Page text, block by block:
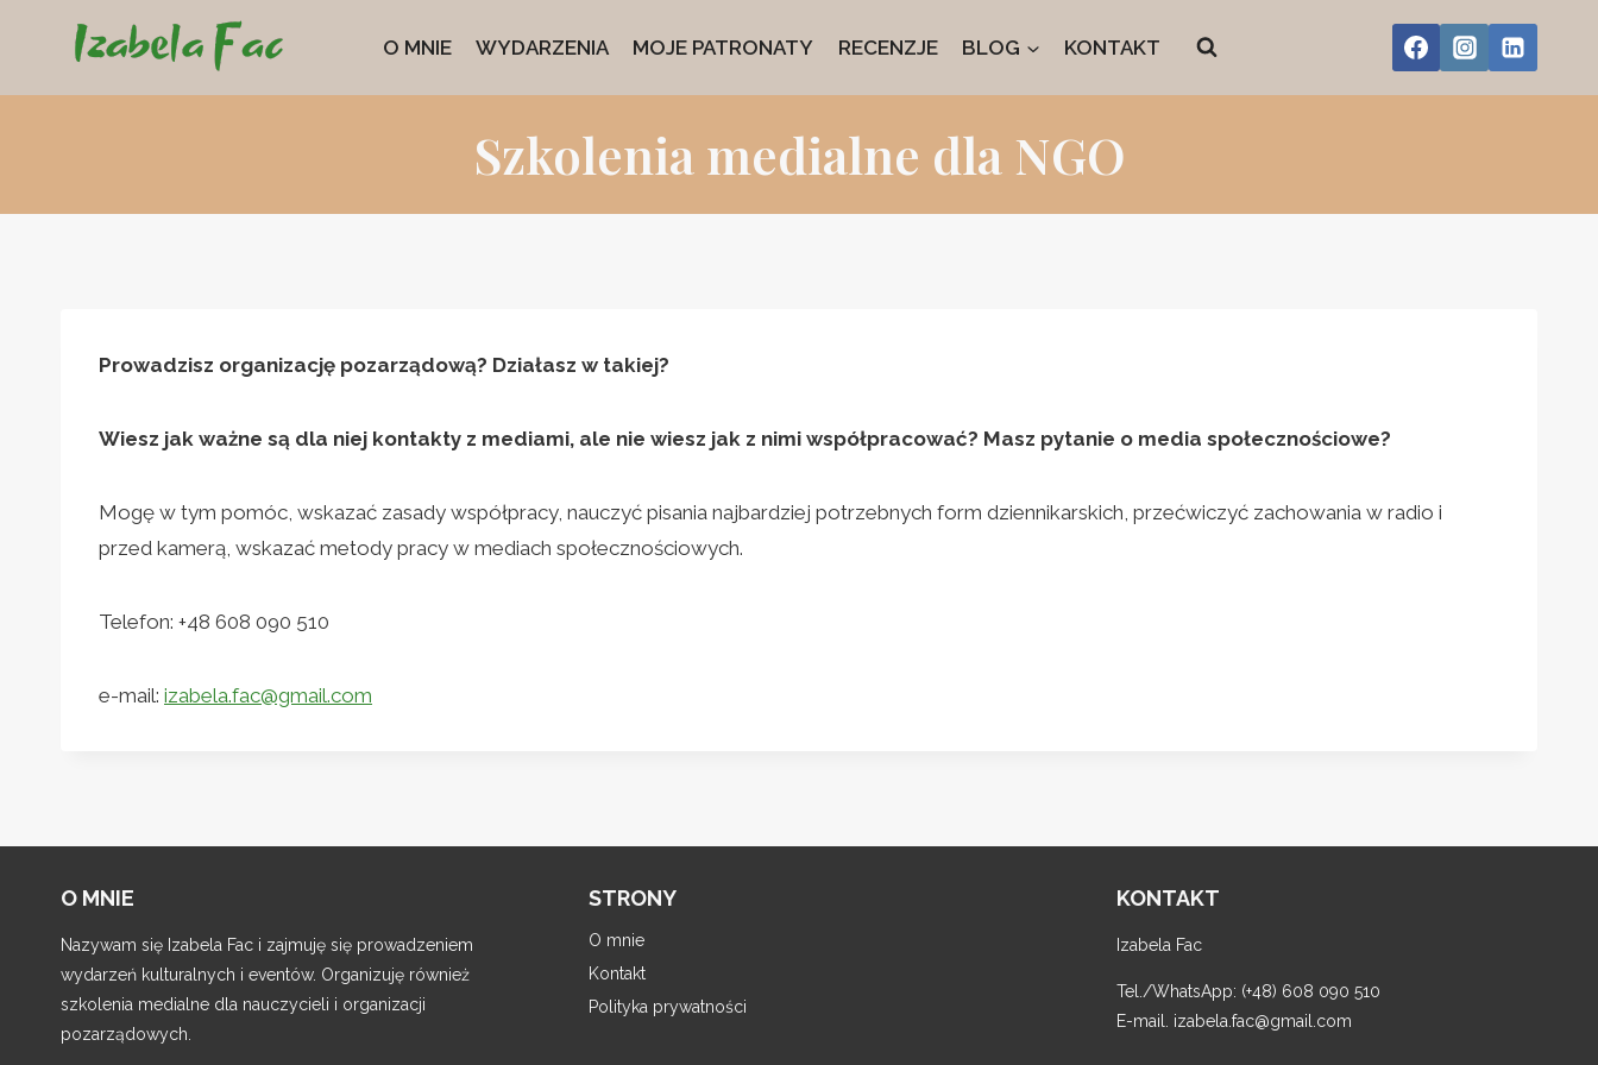
O MNIE WYDARZENIA MOJE PATRONATY RECENZJE BLOG KONTAKT
Szkolenia medialne dla NGO
Prowadzisz organizację pozarządową? Działasz w takiej?
Wiesz jak ważne są dla niej kontakty z mediami, ale nie wiesz jak z nimi współpracować? Masz pytanie o media społecznościowe?
Mogę w tym pomóc, wskazać zasady współpracy, nauczyć pisania najbardziej potrzebnych form dziennikarskich, przećwiczyć zachowania w radio i
przed kamerą, wskazać metody pracy w mediach społecznościowych.
Telefon: +48 608 090 510
e-mail: izabela.fac@gmail.com
O MNIE
Nazywam się Izabela Fac i zajmuję się prowadzeniem
wydarzeń kulturalnych i eventów. Organizuję również
szkolenia medialne dla nauczycieli i organizacji
pozarządowych.
STRONY
O mnie
Kontakt
Polityka prywatności
KONTAKT
Izabela Fac
Tel./WhatsApp: (+48) 608 090 510
E-mail. izabela.fac@gmail.com